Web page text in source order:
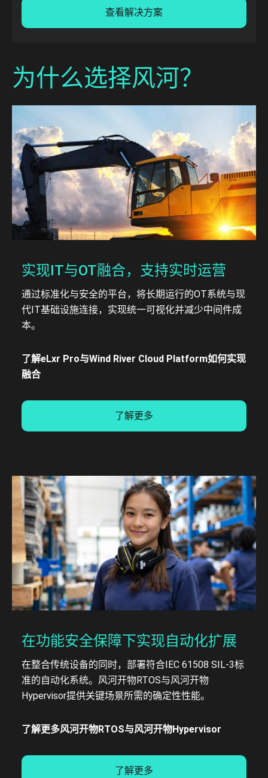
查看解决方案
为什么选择风河？
实现IT与OT融合，支持实时运营
通过标准化与安全的平台，将长期运行的OT系统与现
代IT基础设施连接，实现统一可视化并减少中间件成
本。
了解eLxr Pro与Wind River Cloud Platform如何实现
融合
了解更多
在功能安全保障下实现自动化扩展
在整合传统设备的同时，部署符合IEC 61508 SIL-3标
准的自动化系统。风河开物RTOS与风河开物
Hypervisor提供关键场景所需的确定性性能。
了解更多风河开物RTOS与风河开物Hypervisor
了解更多